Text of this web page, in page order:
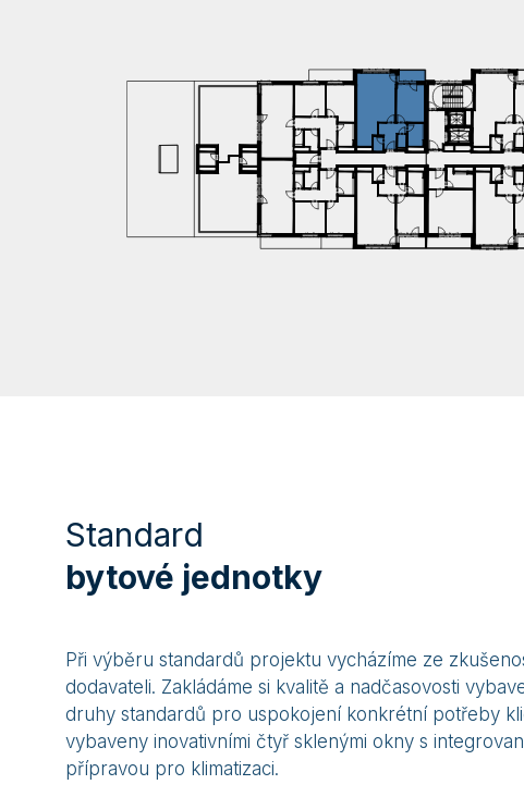
Standard
bytové jednotky
Při výběru standardů projektu vycházíme ze
dodavateli. Zakládáme si kvalitě a nadčasovosti
druhy standardů pro uspokojení konkrétní potřeby
vybaveny inovativními čtyř sklenými okny s
přípravou pro klimatizaci.